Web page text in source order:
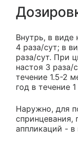
Внутрь, в
4 раза/сут; в
раза/сут. При
настоя 3 раза/
течение 1.5-2
год в течение
Наружно, для
спринцевания,
аппликаций - в